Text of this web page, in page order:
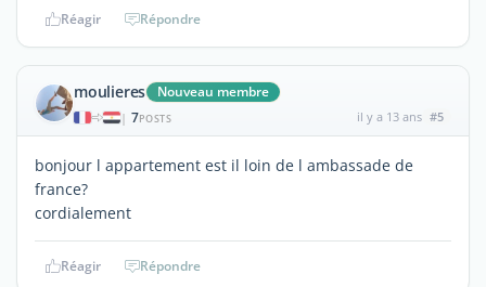
Réagir Répondre
moulieres Nouveau membre
| 7POSTS il y a 13 ans #5
bonjour l appartement est il loin de l ambassade de
france?
cordialement
Réagir Répondre